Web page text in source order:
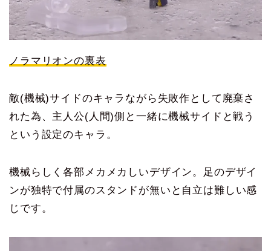
ノラマリオンの裏表
敵(機械)サイドのキャラながら失敗作として廃棄さ
れた為、主人公(人間)側と一緒に機械サイドと戦う
という設定のキャラ。
機械らしく各部メカメカしいデザイン。足のデザイ
ンが独特で付属のスタンドが無いと自立は難しい感
じです。